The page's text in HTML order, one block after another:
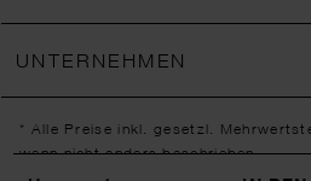
UNTERNEHMEN
* Alle Preise inkl. gesetzl.
wenn nicht anders beschrieben.
** Jede:r Abonnent:in erhält bei